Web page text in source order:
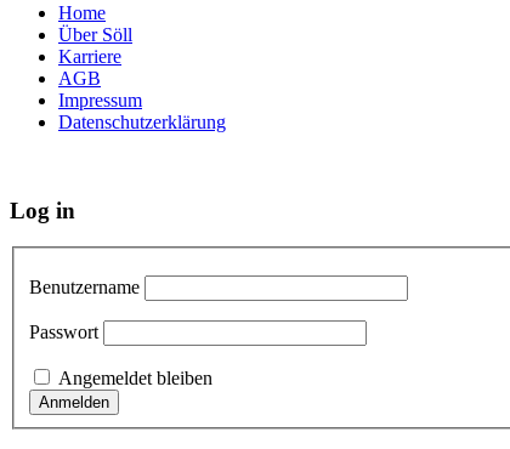
Home
Über Söll
Karriere
AGB
Impressum
Datenschutzerklärung
Log in
Benutzername
Passwort
Angemeldet bleiben